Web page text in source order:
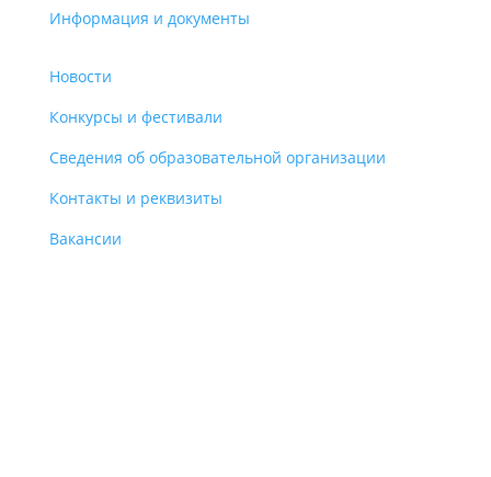
Информация и документы
Новости
Конкурсы и фестивали
Сведения об образовательной организации
Контакты и реквизиты
Вакансии